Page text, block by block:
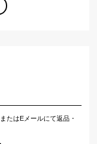
たはEメールにて返品・